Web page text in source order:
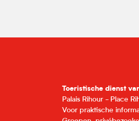
Toeristische dienst
Palais Rihour - Place
Voor praktische